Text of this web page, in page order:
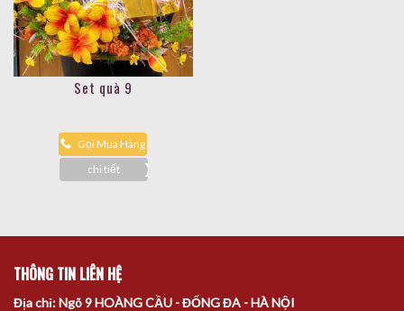
Set quà 9
Gọi Mua Hàng
chi tiết
THÔNG TIN LIÊN HỆ
Địa chỉ: Ngõ 9 HOÀNG CẦU - ĐỐNG ĐA - HÀ NỘI